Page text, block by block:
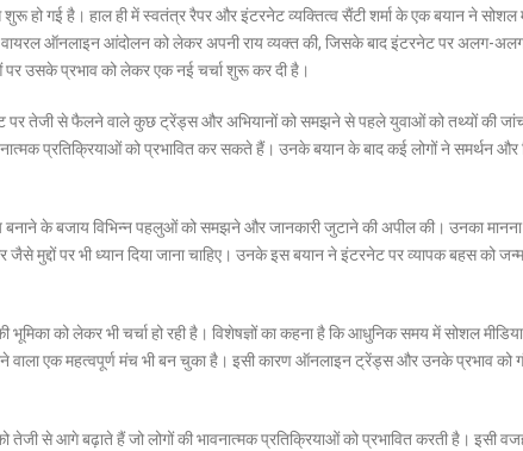
हो गई है। हाल ही में स्वतंत्र रैपर और इंटरनेट व्यक्तित्व सैंटी शर्मा के एक बयान ने सोशल
वायरल ऑनलाइन आंदोलन को लेकर अपनी राय व्यक्त की, जिसके बाद इंटरनेट पर अलग-
उसके प्रभाव को लेकर एक नई चर्चा शुरू कर दी है।
पर तेजी से फैलने वाले कुछ ट्रेंड्स और अभियानों को समझने से पहले युवाओं को तथ्यों की
प्रतिक्रियाओं को प्रभावित कर सकते हैं। उनके बयान के बाद कई लोगों ने समर्थन और
के बजाय विभिन्न पहलुओं को समझने और जानकारी जुटाने की अपील की। उनका मानना
मुद्दों पर भी ध्यान दिया जाना चाहिए। उनके इस बयान ने इंटरनेट पर व्यापक बहस को जन्म
को लेकर भी चर्चा हो रही है। विशेषज्ञों का कहना है कि आधुनिक समय में सोशल
वाला एक महत्वपूर्ण मंच भी बन चुका है। इसी कारण ऑनलाइन ट्रेंड्स और उनके प्रभाव को
को तेजी से आगे बढ़ाते हैं जो लोगों की भावनात्मक प्रतिक्रियाओं को प्रभावित करती है। इसी